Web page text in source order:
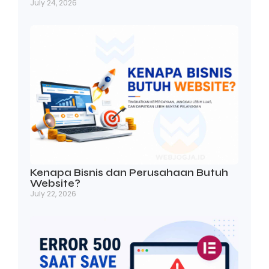
July 24, 2026
Kenapa Bisnis dan Perusahaan Butuh
Website?
July 22, 2026